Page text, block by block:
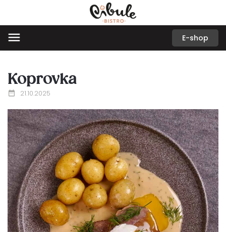
E-shop
Koprovka
21.10.2025